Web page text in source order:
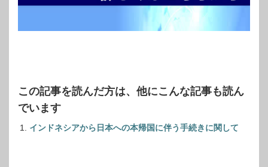
この記事を読んだ方は、他にこんな記事も読ん
でいます
インドネシアから日本への本帰国に伴う手続きに関して